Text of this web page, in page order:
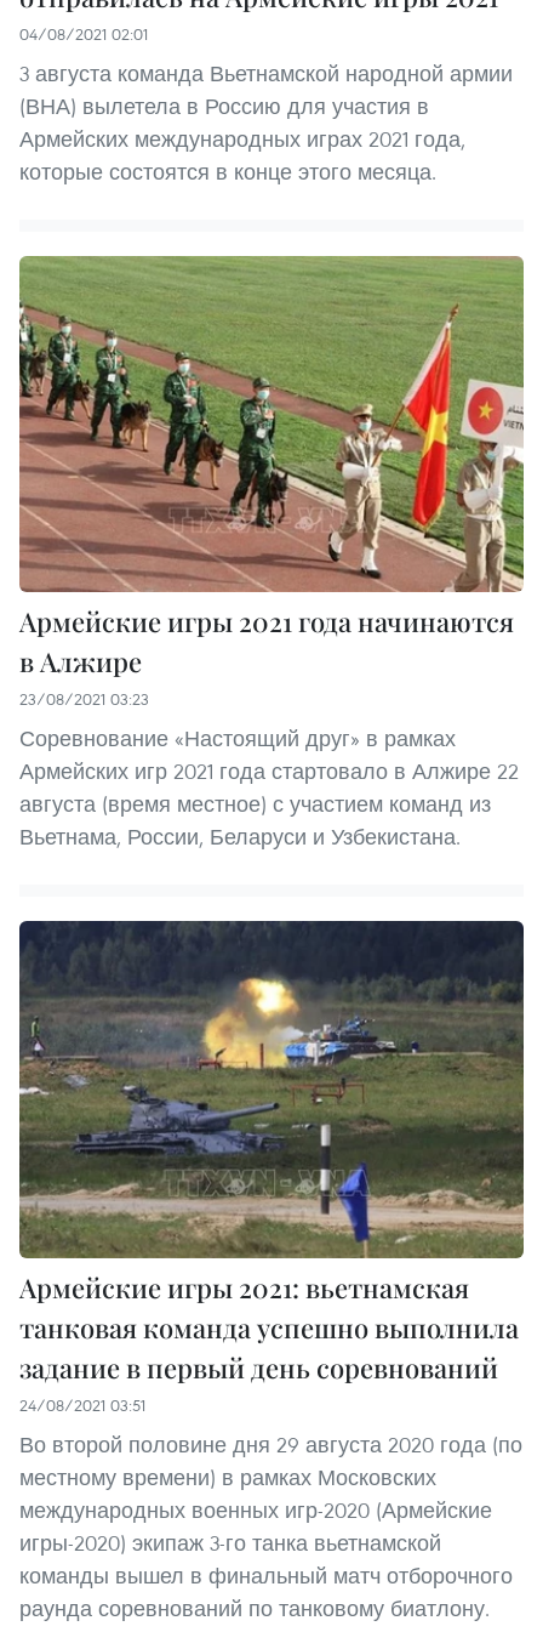
04/08/2021 02:01
3 августа команда Вьетнамской народной армии
(ВНА) вылетела в Россию для участия в
Армейских международных играх 2021 года,
которые состоятся в конце этого месяца.
Армейские игры 2021 года начинаются
в Алжире
23/08/2021 03:23
Соревнование «Настоящий друг» в рамках
Армейских игр 2021 года стартовало в Алжире 22
августа (время местное) с участием команд из
Вьетнама, России, Беларуси и Узбекистана.
Армейские игры 2021: вьетнамская
танковая команда успешно выполнила
задание в первый день соревнований
24/08/2021 03:51
Во второй половине дня 29 августа 2020 года (по
местному времени) в рамках Московских
международных военных игр-2020 (Армейские
игры-2020) экипаж 3-го танка вьетнамской
команды вышел в финальный матч отборочного
раунда соревнований по танковому биатлону.